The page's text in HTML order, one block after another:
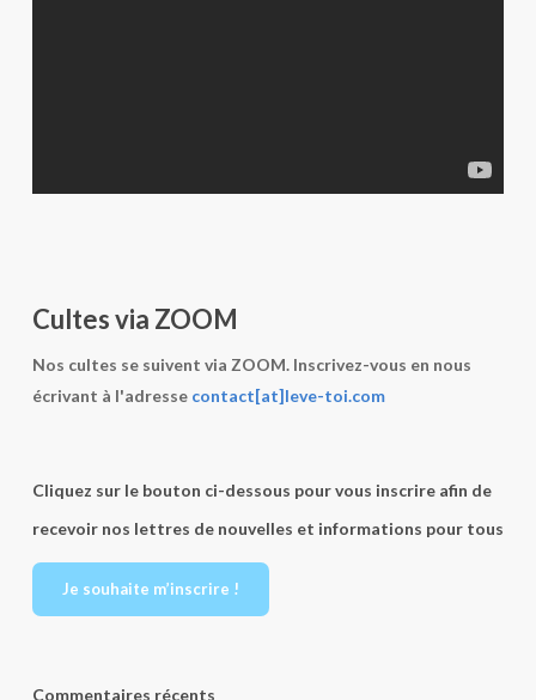
Cultes via ZOOM
Nos cultes se suivent via ZOOM. Inscrivez-vous en nous
écrivant à l'adresse contact[at]leve-toi.com
Cliquez sur le bouton ci-dessous pour vous inscrire afin de
recevoir nos lettres de nouvelles et informations pour tous
Je souhaite m’inscrire !
Commentaires récents